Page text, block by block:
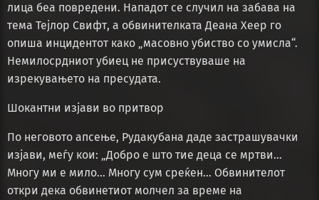
лица беа повредени. Нападот се случил на забава на
тема Тејлор Свифт, а обвинителката Деана Хеер го
опиша инцидентот како „масовно убиство со умисла“.
Немилосрдниот убиец не присуствуваше на
изрекувањето на пресудата.
Шокантни изјави во притвор
По неговото апсење, Рудакубана даде застрашувачки
изјави, меѓу кои: „Добро е што тие деца се мртви…
Многу ми е мило… Многу сум среќен… Обвинителот
откри дека обвинетиот молчел за време на